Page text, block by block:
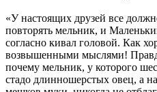
«У настоящих друзей все
повторять мельник, и
согласно кивал головой. Как
возвышенными мыслями!
почему мельник, у которого
стадо длинношерстых овец, а